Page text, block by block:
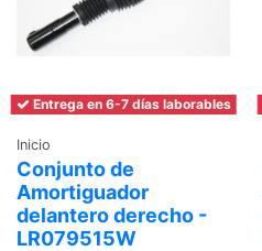
Entrega en 6-7 días laborables
Inicio
Conjunto de
Amortiguador
delantero derecho -
LR079515W